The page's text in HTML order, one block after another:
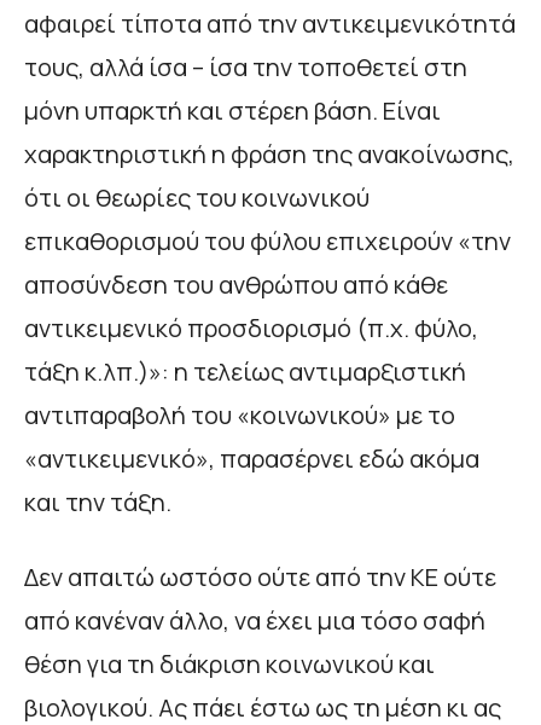
αφαιρεί τίποτα από την αντικειμενικότητά
τους, αλλά ίσα – ίσα την τοποθετεί στη
μόνη υπαρκτή και στέρεη βάση. Είναι
χαρακτηριστική η φράση της ανακοίνωσης,
ότι οι θεωρίες του κοινωνικού
επικαθορισμού του φύλου επιχειρούν «την
αποσύνδεση του ανθρώπου από κάθε
αντικειμενικό προσδιορισμό (π.χ. φύλο,
τάξη κ.λπ.)»: η τελείως αντιμαρξιστική
αντιπαραβολή του «κοινωνικού» με το
«αντικειμενικό», παρασέρνει εδώ ακόμα
και την τάξη.
Δεν απαιτώ ωστόσο ούτε από την ΚΕ ούτε
από κανέναν άλλο, να έχει μια τόσο σαφή
θέση για τη διάκριση κοινωνικού και
βιολογικού. Ας πάει έστω ως τη μέση κι ας